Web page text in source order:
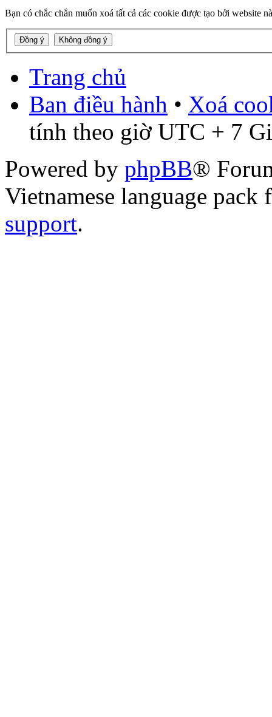
Bạn có chắc chắn muốn xoá tất cả các cookie được tạo bởi website
Trang chủ
Ban điều hành • Xoá
tính theo giờ UTC + 7
Powered by phpBB®
Vietnamese language
support.